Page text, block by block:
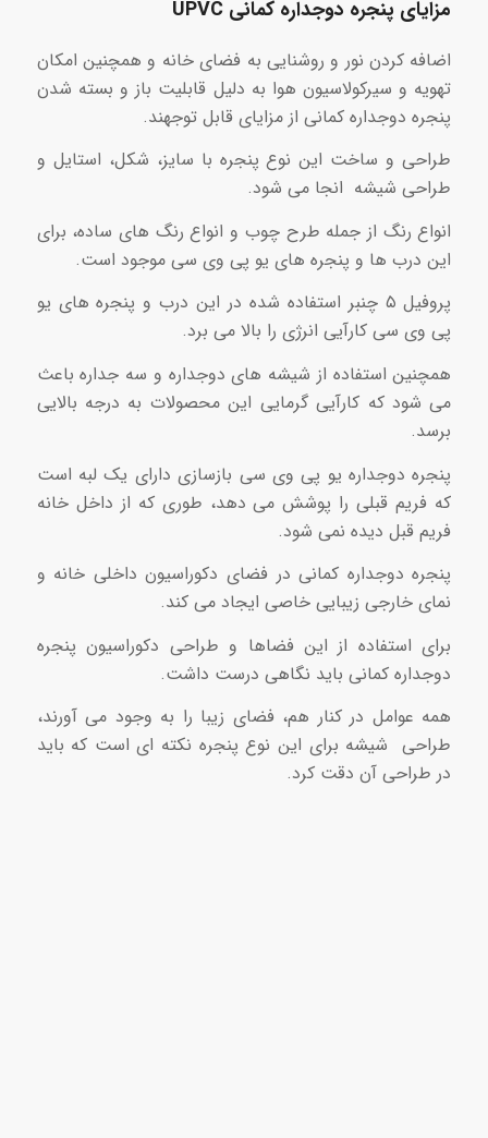
مزایای پنجره دوجداره کمانی UPVC
اضافه کردن نور و روشنایی به فضای خانه و همچنین امکان
تهویه و سیرکولاسیون هوا به دلیل قابلیت باز و بسته شدن
پنجره دوجداره کمانی از مزایای قابل توجهند.
طراحی و ساخت این نوع پنجره با سایز، شکل، استایل و
طراحی شیشه انجا می شود.
انواع رنگ از جمله طرح چوب و انواع رنگ های ساده، برای
این درب ها و پنجره های یو پی وی سی موجود است.
پروفیل ۵ چنبر استفاده شده در این درب و پنجره های یو
پی وی سی کارآیی انرژی را بالا می برد.
همچنین استفاده از شیشه های دوجداره و سه جداره باعث
می شود که کارآیی گرمایی این محصولات به درجه بالایی
برسد.
پنجره دوجداره یو پی وی سی بازسازی دارای یک لبه است
که فریم قبلی را پوشش می دهد، طوری که از داخل خانه
فریم قبل دیده نمی شود.
پنجره‌ دوجداره کمانی در فضای دکوراسیون داخلی خانه و
نمای خارجی زیبایی خاصی ایجاد می ‌کند.
برای استفاده از این فضاها و طراحی دکوراسیون پنجره
دوجداره کمانی باید نگاهی درست داشت.
همه‌ عوامل در کنار هم، فضای زیبا را به وجود می آورند،
طراحی شیشه برای این نوع پنجره‌ نکته ای است که باید
در طراحی آن دقت کرد.